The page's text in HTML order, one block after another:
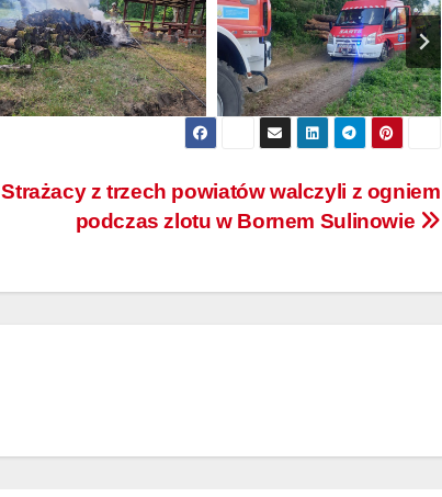
Strażacy z trzech powiatów walczyli z ogniem
podczas zlotu w Bornem Sulinowie